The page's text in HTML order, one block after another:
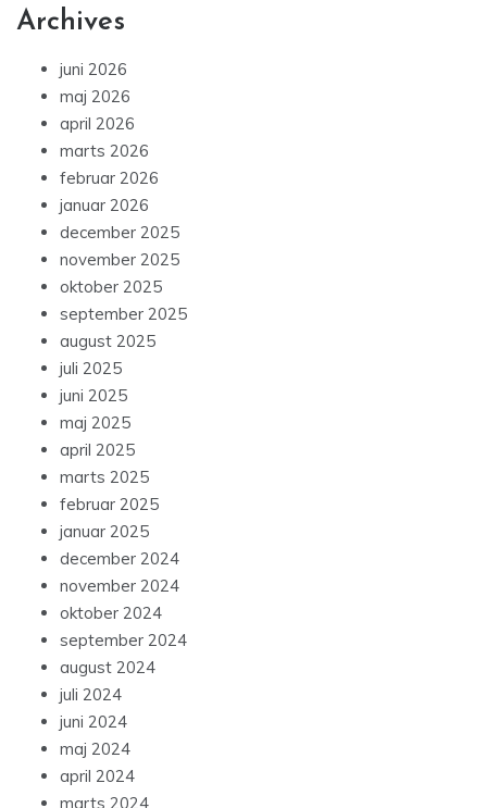
Archives
juni 2026
maj 2026
april 2026
marts 2026
februar 2026
januar 2026
december 2025
november 2025
oktober 2025
september 2025
august 2025
juli 2025
juni 2025
maj 2025
april 2025
marts 2025
februar 2025
januar 2025
december 2024
november 2024
oktober 2024
september 2024
august 2024
juli 2024
juni 2024
maj 2024
april 2024
marts 2024